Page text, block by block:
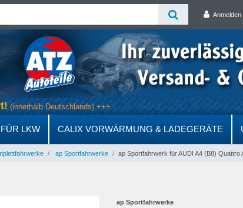
Anmelden
(innerhalb Deutschlands) +++
LKW CALIX VORWÄRMUNG & LADEGERÄTE
ap Sportfahrwerke ap Sportfahrwerk für AUDI A4 (B8) Quattro
ap Sportfahrwerke